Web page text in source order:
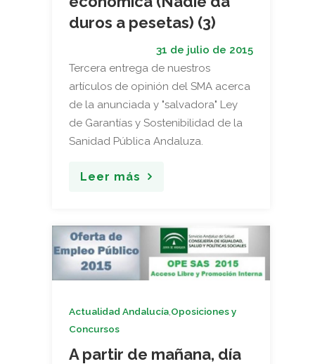
duros a pesetas) (3)
31 de julio de 2015
Tercera entrega de nuestros
artículos de opinión del SMA acerca
de la anunciada y "salvadora" Ley
de Garantías y Sostenibilidad de la
Sanidad Pública Andaluza.
Leer más
Actualidad Andalucía,Oposiciones y
Concursos
A partir de mañana, día